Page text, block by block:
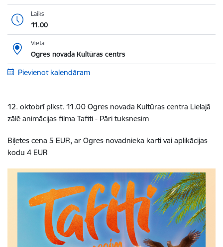
Laiks
11.00
Vieta
Ogres novada Kultūras centrs
Pievienot kalendāram
12. oktobrī plkst. 11.00 Ogres novada Kultūras centra Lielajā
zālē animācijas filma Tafiti - Pāri tuksnesim
Biļetes cena 5 EUR, ar Ogres novadnieka karti vai aplikācijas
kodu 4 EUR